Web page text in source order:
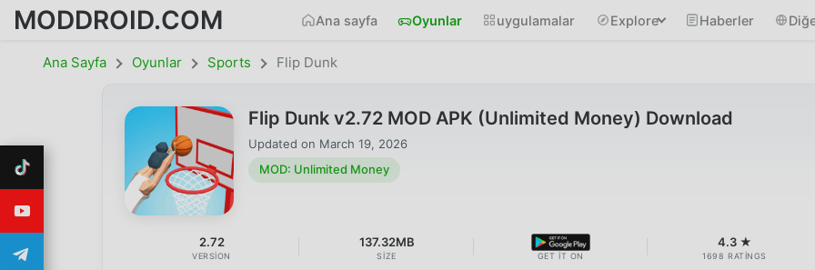
MODDROID.COM Ana sayfa Oyunlar uygulamalar Explore Haberler
Ana Sayfa Oyunlar Sports Flip Dunk
Flip Dunk v2.72 MOD APK (Unlimited Money) Download
Updated on March 19, 2026
MOD: Unlimited Money
2.72
VERSION
137.32MB
SIZE GET IT ON
4.3 ★
1698 RATINGS